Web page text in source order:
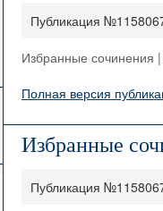
Публикация
Избранные сочинения
Полная версия
Избранные
Публикация